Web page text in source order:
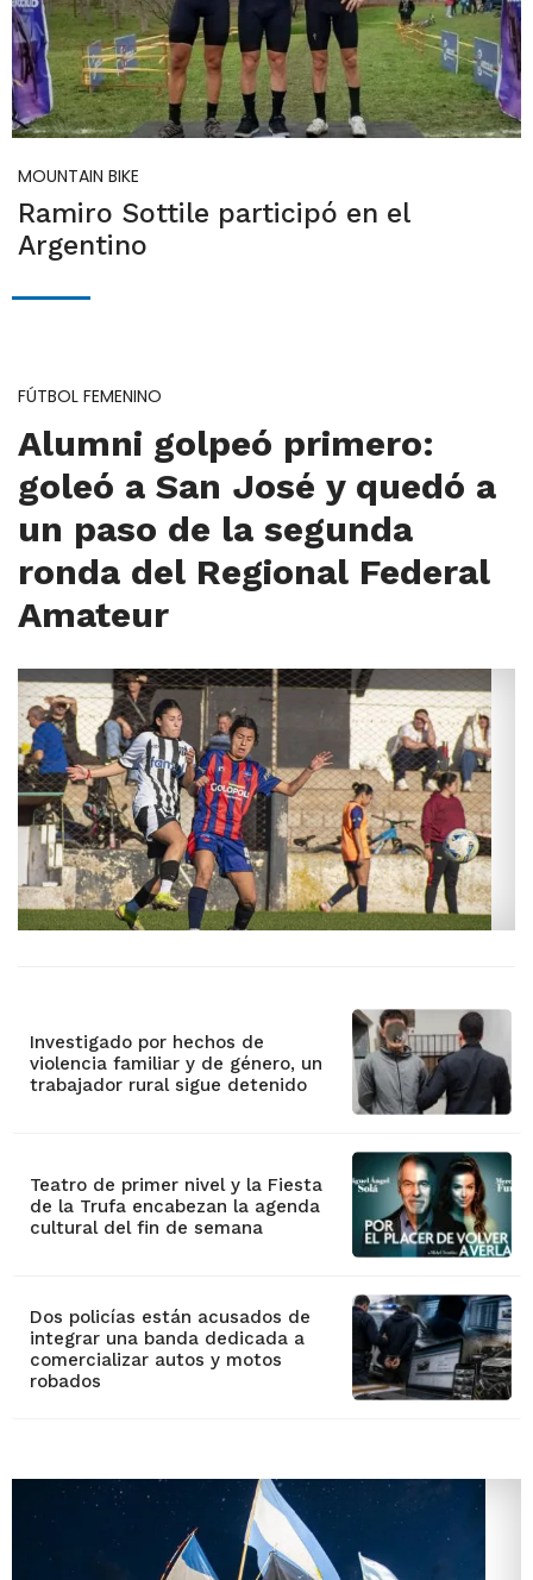
MOUNTAIN BIKE
Ramiro Sottile participó en el
Argentino
FÚTBOL FEMENINO
Alumni golpeó primero:
goleó a San José y quedó a
un paso de la segunda
ronda del Regional Federal
Amateur
Investigado por hechos de
violencia familiar y de género, un
trabajador rural sigue detenido
Teatro de primer nivel y la Fiesta
de la Trufa encabezan la agenda
cultural del fin de semana
Dos policías están acusados de
integrar una banda dedicada a
comercializar autos y motos
robados